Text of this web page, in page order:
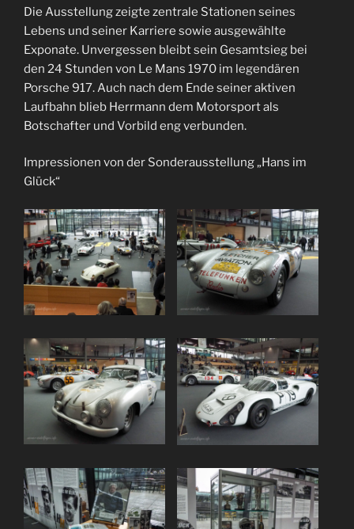
Die Ausstellung zeigte zentrale Stationen seines
Lebens und seiner Karriere sowie ausgewählte
Exponate. Unvergessen bleibt sein Gesamtsieg bei
den 24 Stunden von Le Mans 1970 im legendären
Porsche 917. Auch nach dem Ende seiner aktiven
Laufbahn blieb Herrmann dem Motorsport als
Botschafter und Vorbild eng verbunden.
Impressionen von der Sonderausstellung „Hans im
Glück“